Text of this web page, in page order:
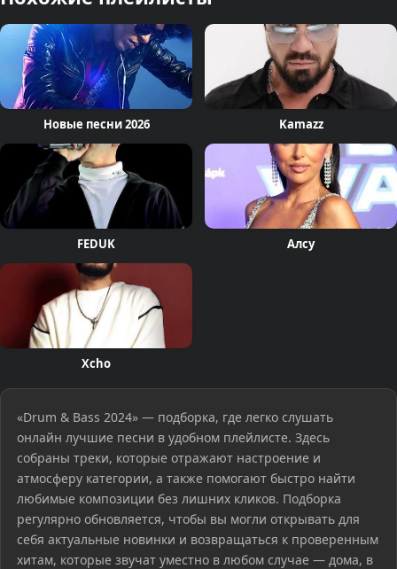
Новые песни 2026 Kamazz
FEDUK Алсу
Xcho
«Drum & Bass 2024» — подборка, где легко слушать
онлайн лучшие песни в удобном плейлисте. Здесь
собраны треки, которые отражают настроение и
атмосферу категории, а также помогают быстро найти
любимые композиции без лишних кликов. Подборка
регулярно обновляется, чтобы вы могли открывать для
себя актуальные новинки и возвращаться к проверенным
хитам, которые звучат уместно в любом случае — дома, в